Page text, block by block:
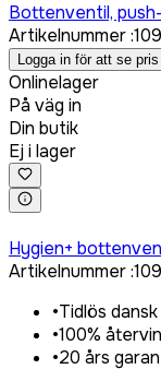
Bottenventil,
Artikelnummer:
Logga in för att se pris
Onlinelager
På väg in
Din butik
Ej i lager
Hygien+
Artikelnummer:
•Tidlös
•100%
•20 års